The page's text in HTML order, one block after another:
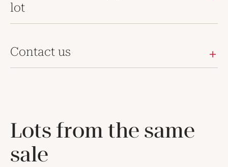
lot
Contact us
Lots from the same
sale